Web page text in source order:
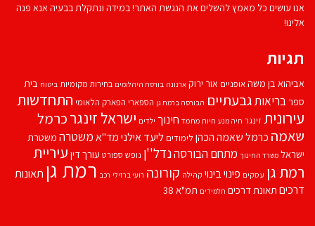
אנו עושים כל מאמץ להשלים את הנגשת האתר! במידה ונתקלת בבעיה אנא פנה
אלינו!
תגיות
אביהוא בן משהאופניים אור ירוק ארנונה בורסת היהלומים בחירות מקומיות ביטוח בית
ספרבריאותגבעתיים הבורסה ברמת גן הספארי הפארק הלאומי התחדשות
עירוניתזינגר חיה מנע חיות מחמד חינוך ילדים ישראל זינגרכרמל
שאמה כרמל שאמה הכהן לימודים ליעד אילנימד''אמשטרה משטרת
ישראל משרד החינוך מתחם הבורסהנדל''ן נופש ספורט עורך דין עיריית
רמת גן עסקים פינוי בינוי קהילה קורונה רועי ברזילי רכב רמת גן תאונות
דרכים תאונת דרכים תלמידים תמ"א 38